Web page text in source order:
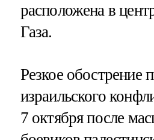
расположена в
Газа.
Резкое обострение
израильского
7 октября после